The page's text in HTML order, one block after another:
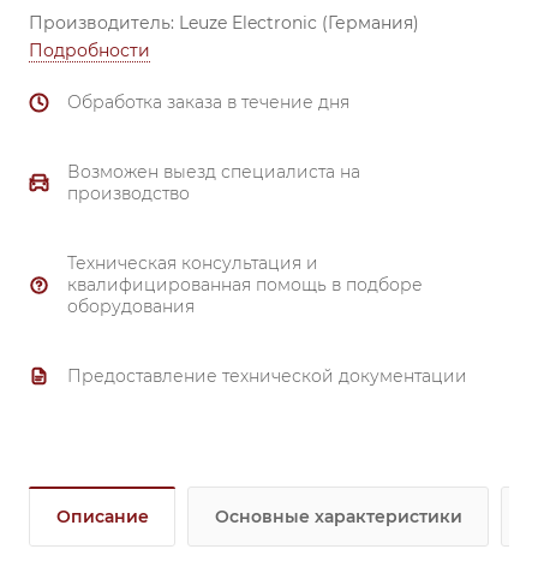
Производитель: Leuze Electronic (Германия)
Подробности
Обработка заказа в течение дня
Возможен выезд специалиста на
производство
Техническая консультация и
квалифицированная помощь в подборе
оборудования
Предоставление технической документации
Описание Основные характеристики